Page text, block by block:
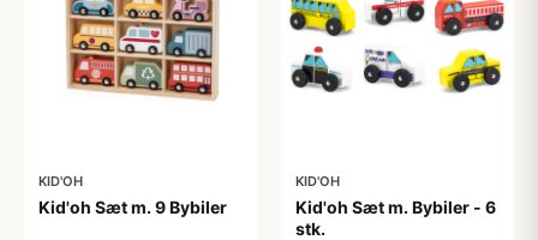
KID'OH
Kid'oh Sæt m. 9 Bybiler
KID'OH
Kid'oh Sæt m. Bybiler - 6
stk.